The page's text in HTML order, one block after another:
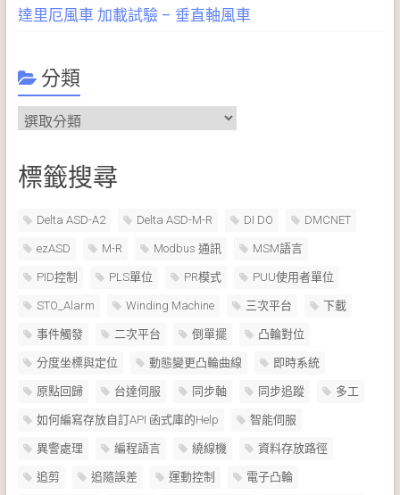
達里厄風車 加載試驗 – 垂直軸風車
分類
分
類
標籤搜尋
Delta ASD-A2 Delta ASD-M-R DI DO DMCNET
ezASD M-R Modbus 通訊 MSM語言
PID控制 PLS單位 PR模式 PUU使用者單位
STO_Alarm Winding Machine 三次平台 下載
事件觸發 二次平台 倒單擺 凸輪對位
分度坐標與定位 動態變更凸輪曲線 即時系統
原點回歸 台達伺服 同步軸 同步追蹤 多工
如何編寫存放自訂API 函式庫的Help 智能伺服
異警處理 編程語言 繞線機 資料存放路徑
追剪 追隨誤差 運動控制 電子凸輪